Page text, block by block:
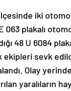
iki
063 plakalı
48 U 6084
ekipleri sevk
Olay
yaralıların